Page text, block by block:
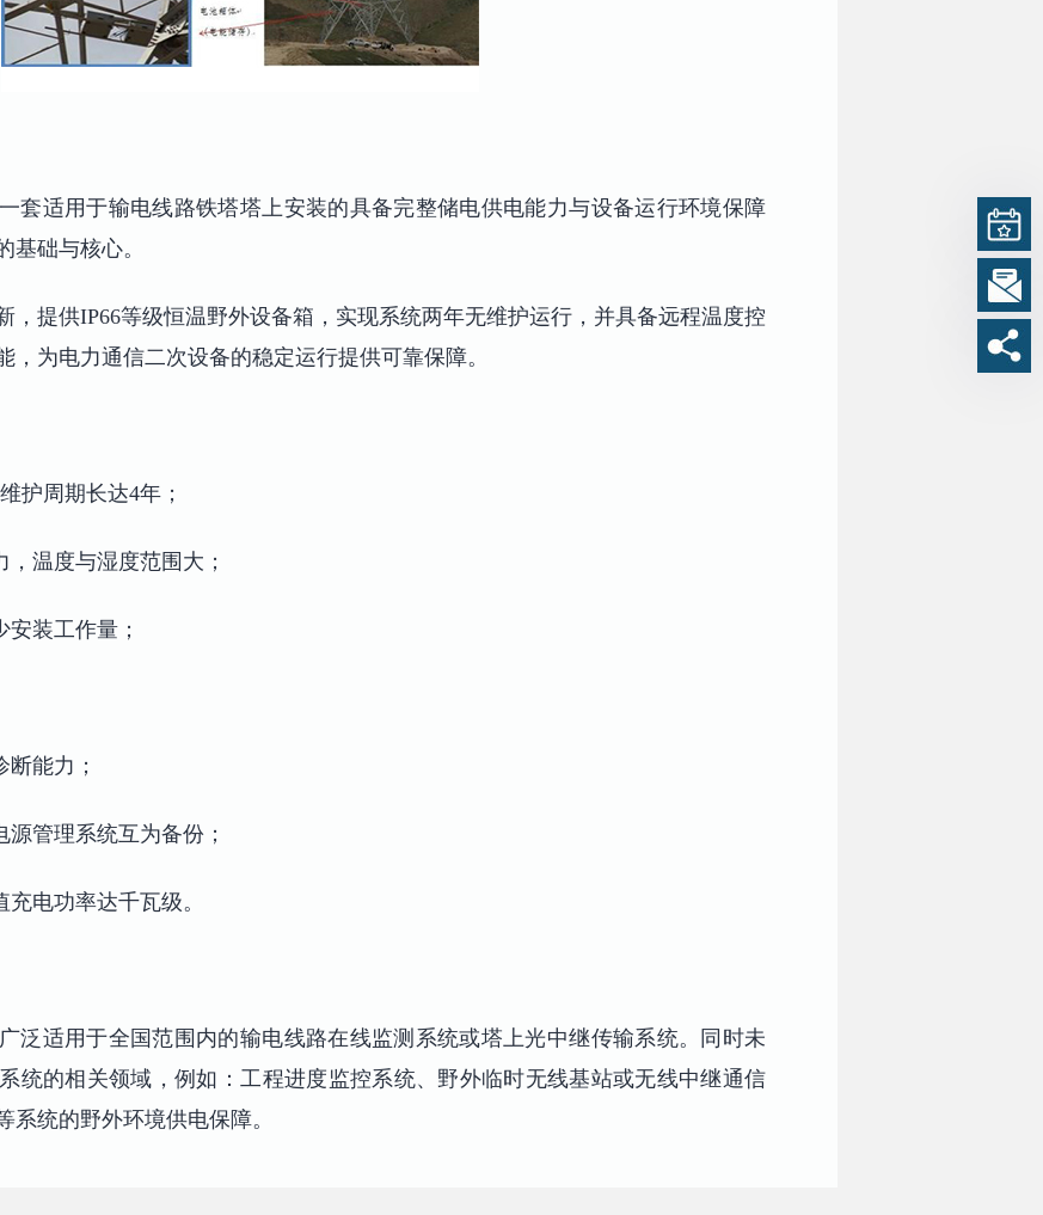
套适用于输电线路铁塔塔上安装的具备完整储电供电能力与设备运行环境保障
基础与核心。
，提供IP66等级恒温野外设备箱，实现系统两年无维护运行，并具备远程温度控
为电力通信二次设备的稳定运行提供可靠保障。
护周期长达4年；
温度与湿度范围大；
装工作量；
能力；
管理系统互为备份；
电功率达千瓦级。
泛适用于全国范围内的输电线路在线监测系统或塔上光中继传输系统。同时未
统的相关领域，例如：工程进度监控系统、野外临时无线基站或无线中继通信
统的野外环境供电保障。